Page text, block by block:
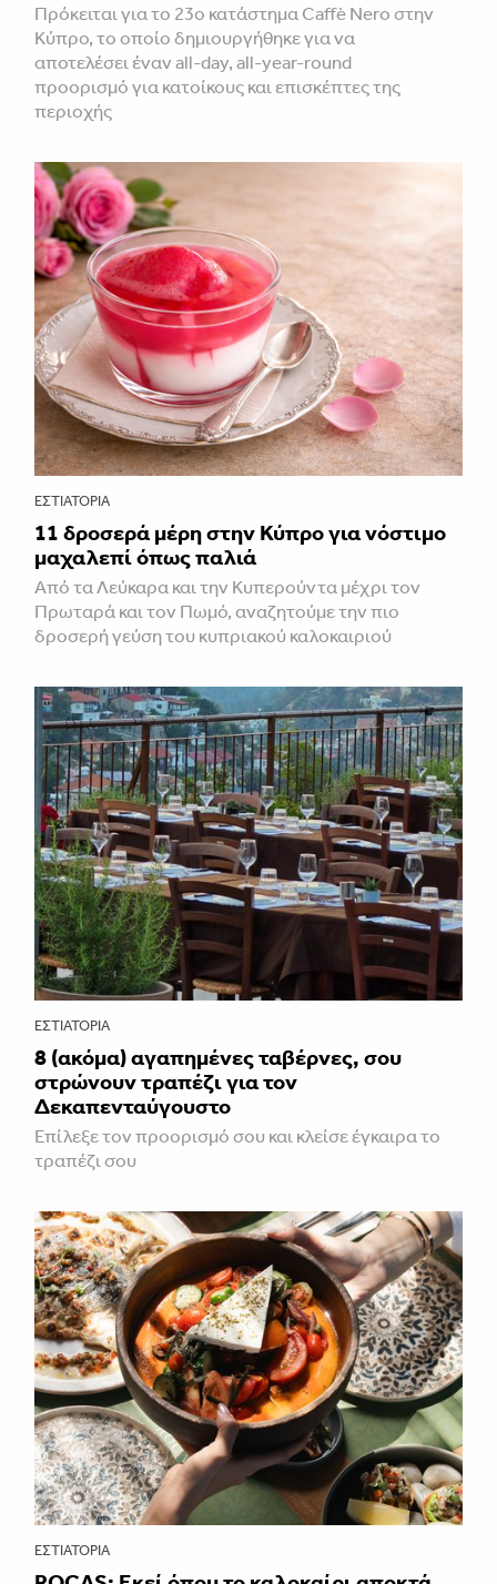
Πρόκειται για το 23ο κατάστημα Caffè Nero στην
Κύπρο, το οποίο δημιουργήθηκε για να
αποτελέσει έναν all-day, all-year-round
προορισμό για κατοίκους και επισκέπτες της
περιοχής
ΕΣΤΙΑΤΌΡΙΑ
11 δροσερά μέρη στην Κύπρο για νόστιμο
μαχαλεπί όπως παλιά
Από τα Λεύκαρα και την Κυπερούντα μέχρι τον
Πρωταρά και τον Πωμό, αναζητούμε την πιο
δροσερή γεύση του κυπριακού καλοκαιριού
ΕΣΤΙΑΤΌΡΙΑ
8 (ακόμα) αγαπημένες ταβέρνες, σου
στρώνουν τραπέζι για τον
Δεκαπενταύγουστο
Επίλεξε τον προορισμό σου και κλείσε έγκαιρα το
τραπέζι σου
ΕΣΤΙΑΤΌΡΙΑ